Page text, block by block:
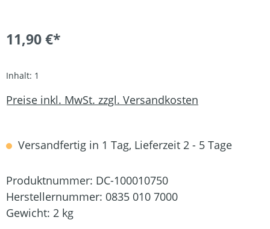
11,90 €*
Inhalt: 1
Preise inkl. MwSt. zzgl. Versandkosten
Versandfertig in 1 Tag, Lieferzeit 2 - 5 Tage
Produktnummer: DC-100010750
Herstellernummer: 0835 010 7000
Gewicht: 2 kg